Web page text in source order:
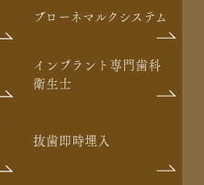
ブローネマルクシステム
インプラント専門歯科
衛生士
抜歯即時埋入